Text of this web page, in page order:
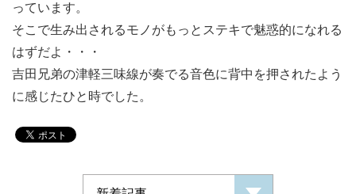
っています。
そこで生み出されるモノがもっとステキで魅惑的になれる
はずだよ・・・
吉田兄弟の津軽三味線が奏でる音色に背中を押されたよう
に感じたひと時でした。